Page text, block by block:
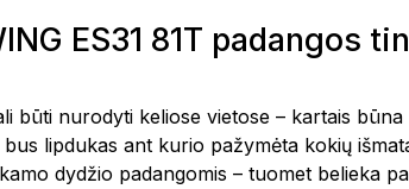
ES31 81T padangos
būti nurodyti keliose vietose – kartais
lipdukas ant kurio pažymėta kokių
dydžio padangomis – tuomet belieka